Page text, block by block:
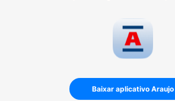
Baixar aplicativo Araujo